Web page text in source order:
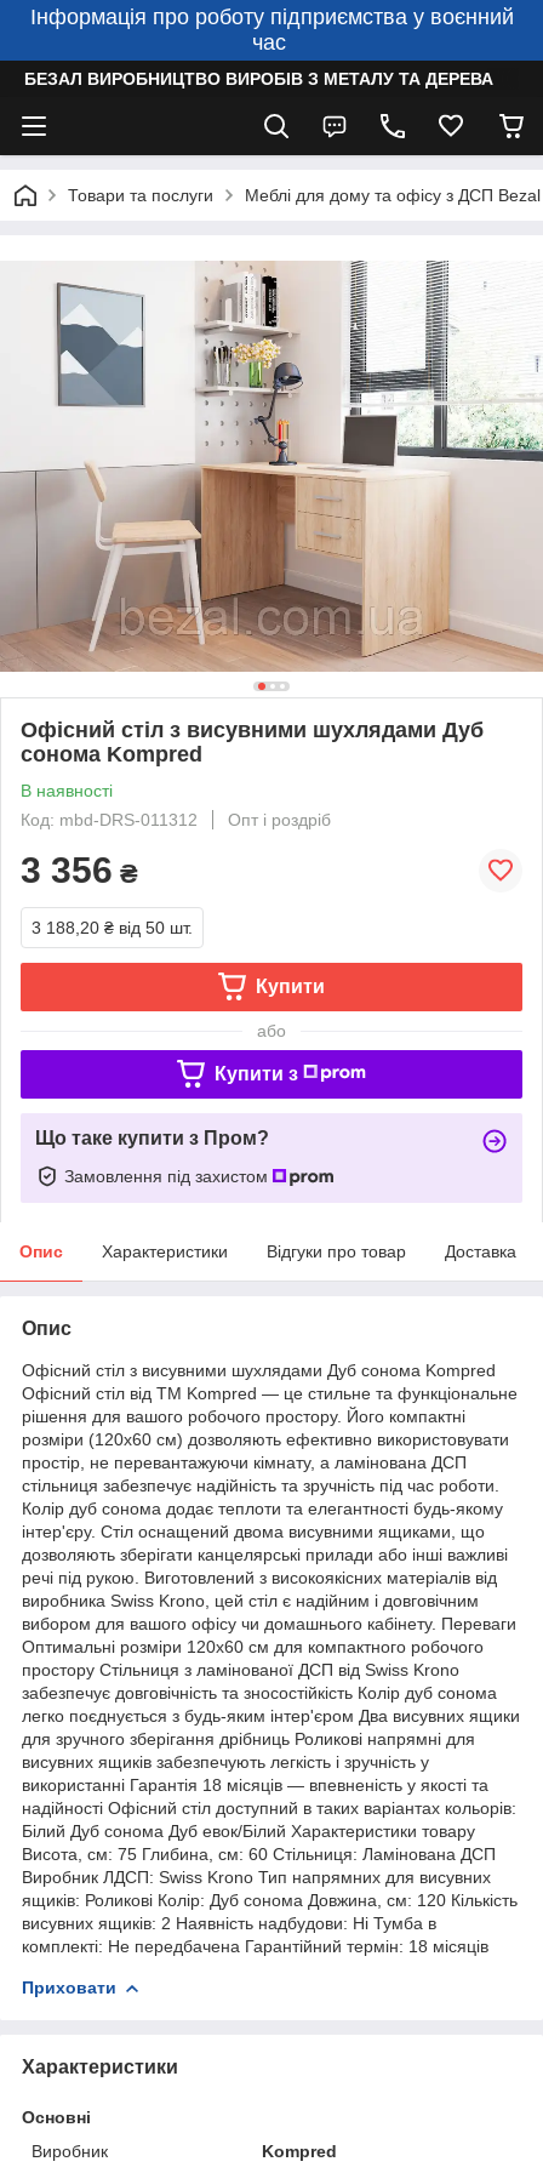
Інформація про роботу підприємства у воєнний
час
БЕЗАЛ ВИРОБНИЦТВО ВИРОБІВ З МЕТАЛУ ТА ДЕРЕВА
Товари та послуги Меблі для дому та офісу з ДСП Bezal
Офісний стіл з висувними шухлядами Дуб
cонома Kompred
В наявності
Код: mbd-DRS-011312
Опт і роздріб
3 356 ₴
3 188,20 ₴ від 50 шт.
Купити
або
Купити з
Що таке купити з Пром?
Замовлення під захистом
Опис Характеристики Відгуки про товар Доставка
Опис
Офісний стіл з висувними шухлядами Дуб cонома Kompred
Офісний стіл від ТМ Kompred — це стильне та функціональне
рішення для вашого робочого простору. Його компактні
розміри (120х60 см) дозволяють ефективно використовувати
простір, не перевантажуючи кімнату, а ламінована ДСП
стільниця забезпечує надійність та зручність під час роботи.
Колір дуб сонома додає теплоти та елегантності будь-якому
інтер'єру. Стіл оснащений двома висувними ящиками, що
дозволяють зберігати канцелярські прилади або інші важливі
речі під рукою. Виготовлений з високоякісних матеріалів від
виробника Swiss Krono, цей стіл є надійним і довговічним
вибором для вашого офісу чи домашнього кабінету. Переваги
Оптимальні розміри 120x60 см для компактного робочого
простору Стільниця з ламінованої ДСП від Swiss Krono
забезпечує довговічність та зносостійкість Колір дуб сонома
легко поєднується з будь-яким інтер'єром Два висувних ящики
для зручного зберігання дрібниць Роликові напрямні для
висувних ящиків забезпечують легкість і зручність у
використанні Гарантія 18 місяців — впевненість у якості та
надійності Офісний стіл доступний в таких варіантах кольорів:
Білий Дуб сонома Дуб евок/Білий Характеристики товару
Висота, см: 75 Глибина, см: 60 Стільниця: Ламінована ДСП
Виробник ЛДСП: Swiss Krono Тип напрямних для висувних
ящиків: Роликові Колір: Дуб сонома Довжина, см: 120 Кількість
висувних ящиків: 2 Наявність надбудови: Ні Тумба в
комплекті: Не передбачена Гарантійний термін: 18 місяців
Приховати
Характеристики
Основні
Виробник
Kompred